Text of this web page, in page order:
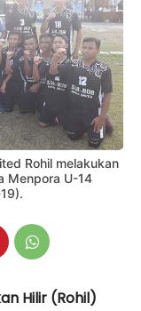
Rohil melakukan
Menpora U-14
Hilir (Rohil)